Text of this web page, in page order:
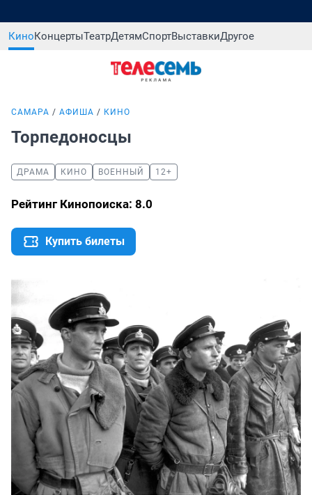
КиноКонцертыТеатрДетямСпортВыставкиДругое
САМАРА АФИША КИНО
Торпедоносцы
ДРАМА КИНО ВОЕННЫЙ 12+
Рейтинг Кинопоиска: 8.0
Купить билеты